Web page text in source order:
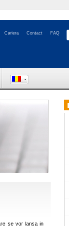
Cariera Contact FAQ
se vor lansa in